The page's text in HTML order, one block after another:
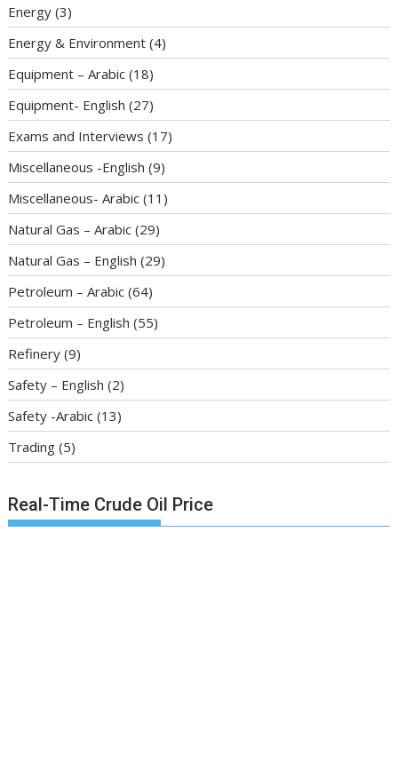
Energy (3)
Energy & Environment (4)
Equipment – Arabic (18)
Equipment- English (27)
Exams and Interviews (17)
Miscellaneous -English (9)
Miscellaneous- Arabic (11)
Natural Gas – Arabic (29)
Natural Gas – English (29)
Petroleum – Arabic (64)
Petroleum – English (55)
Refinery (9)
Safety – English (2)
Safety -Arabic (13)
Trading (5)
Real-Time Crude Oil Price